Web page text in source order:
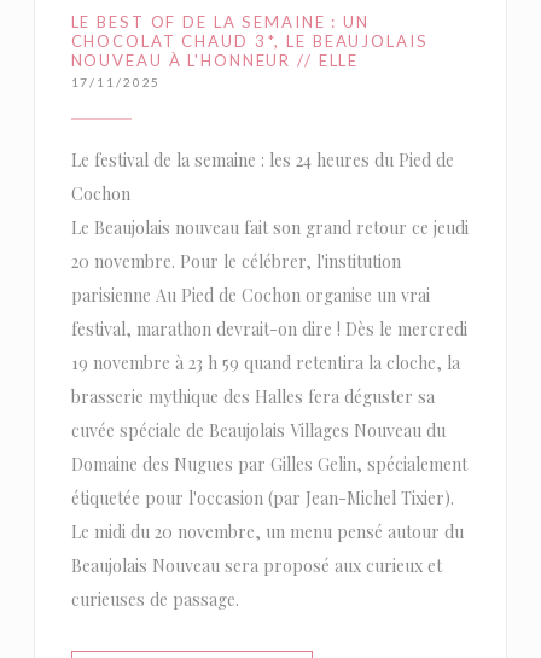
LE BEST OF DE LA SEMAINE : UN
CHOCOLAT CHAUD 3*, LE BEAUJOLAIS
NOUVEAU À L'HONNEUR // ELLE
17/11/2025
Le festival de la semaine : les 24 heures du Pied de
Cochon
Le Beaujolais nouveau fait son grand retour ce jeudi
20 novembre. Pour le célébrer, l'institution
parisienne Au Pied de Cochon organise un vrai
festival, marathon devrait-on dire ! Dès le mercredi
19 novembre à 23 h 59 quand retentira la cloche, la
brasserie mythique des Halles fera déguster sa
cuvée spéciale de Beaujolais Villages Nouveau du
Domaine des Nugues par Gilles Gelin, spécialement
étiquetée pour l'occasion (par Jean-Michel Tixier).
Le midi du 20 novembre, un menu pensé autour du
Beaujolais Nouveau sera proposé aux curieux et
curieuses de passage.